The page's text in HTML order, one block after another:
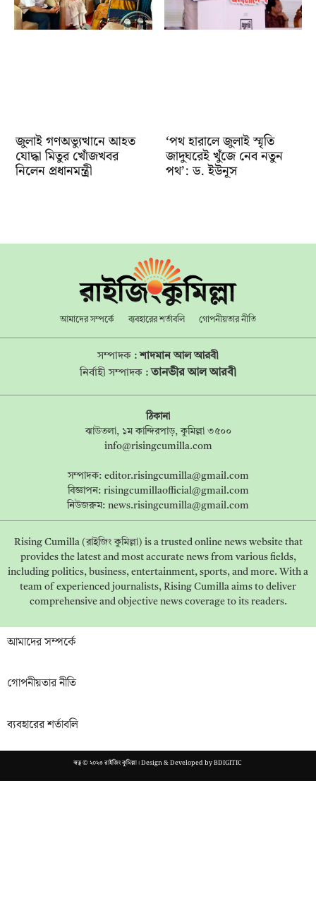
জুলাই গণঅভ্যুত্থানে আহত
যোদ্ধা মিতুর খোঁজখবর
নিলেন প্রধানমন্ত্রী
‘পথ হারালে জুলাই স্মৃতি
জাদুঘরেই খুঁজে নেব নতুন
পথ’: ড. ইউনূস
আমাদের সম্পর্কে ব্যবহারের শর্তাবলি গোপনীয়তার নীতি
সম্পাদক :শাদমান আল আরবী
নির্বাহী সম্পাদক :তানভীর আল আরবী
ঠিকানা
ঝাউতলা, ১ম কান্দিরপাড়, কুমিল্লা ৩৫০০
info@risingcumilla.com
সম্পাদক: editor.risingcumilla@gmail.com
বিজ্ঞাপন: risingcumillaofficial@gmail.com
নিউজরুম: news.risingcumilla@gmail.com
Rising Cumilla (রাইজিং কুমিল্লা) is a trusted online news website that
provides the latest and most accurate news from various fields,
including politics, business, entertainment, sports, and more. With a
team of experienced journalists, Rising Cumilla aims to deliver
comprehensive and objective news coverage to its readers.
আমাদের সম্পর্কে
গোপনীয়তার নীতি
ব্যবহারের শর্তাবলি
স্বত্ব © ২০২৩ রাইজিং কুমিল্লা। Design & Developed byBDIGITIC